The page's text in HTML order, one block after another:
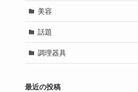
美容
話題
調理器具
最近の投稿